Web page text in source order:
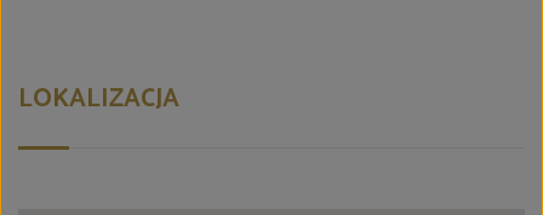
LOKALIZACJA